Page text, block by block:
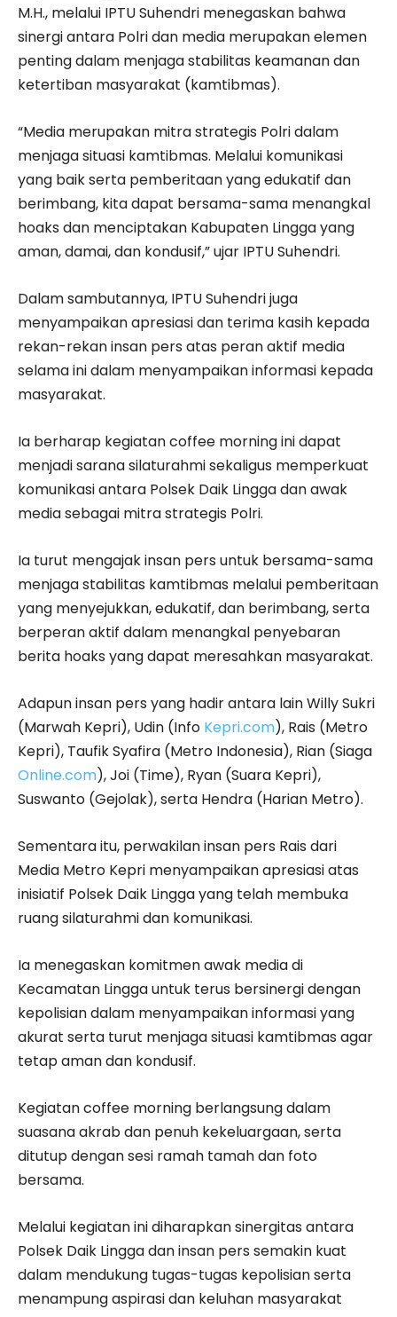
M.H., melalui IPTU Suhendri menegaskan bahwa
sinergi antara Polri dan media merupakan elemen
penting dalam menjaga stabilitas keamanan dan
ketertiban masyarakat (kamtibmas).
“Media merupakan mitra strategis Polri dalam
menjaga situasi kamtibmas. Melalui komunikasi
yang baik serta pemberitaan yang edukatif dan
berimbang, kita dapat bersama-sama menangkal
hoaks dan menciptakan Kabupaten Lingga yang
aman, damai, dan kondusif,” ujar IPTU Suhendri.
Dalam sambutannya, IPTU Suhendri juga
menyampaikan apresiasi dan terima kasih kepada
rekan-rekan insan pers atas peran aktif media
selama ini dalam menyampaikan informasi kepada
masyarakat.
Ia berharap kegiatan coffee morning ini dapat
menjadi sarana silaturahmi sekaligus memperkuat
komunikasi antara Polsek Daik Lingga dan awak
media sebagai mitra strategis Polri.
Ia turut mengajak insan pers untuk bersama-sama
menjaga stabilitas kamtibmas melalui pemberitaan
yang menyejukkan, edukatif, dan berimbang, serta
berperan aktif dalam menangkal penyebaran
berita hoaks yang dapat meresahkan masyarakat.
Adapun insan pers yang hadir antara lain Willy Sukri
(Marwah Kepri), Udin (Info Kepri.com), Rais (Metro
Kepri), Taufik Syafira (Metro Indonesia), Rian (Siaga
Online.com), Joi (Time), Ryan (Suara Kepri),
Suswanto (Gejolak), serta Hendra (Harian Metro).
Sementara itu, perwakilan insan pers Rais dari
Media Metro Kepri menyampaikan apresiasi atas
inisiatif Polsek Daik Lingga yang telah membuka
ruang silaturahmi dan komunikasi.
Ia menegaskan komitmen awak media di
Kecamatan Lingga untuk terus bersinergi dengan
kepolisian dalam menyampaikan informasi yang
akurat serta turut menjaga situasi kamtibmas agar
tetap aman dan kondusif.
Kegiatan coffee morning berlangsung dalam
suasana akrab dan penuh kekeluargaan, serta
ditutup dengan sesi ramah tamah dan foto
bersama.
Melalui kegiatan ini diharapkan sinergitas antara
Polsek Daik Lingga dan insan pers semakin kuat
dalam mendukung tugas-tugas kepolisian serta
menampung aspirasi dan keluhan masyarakat